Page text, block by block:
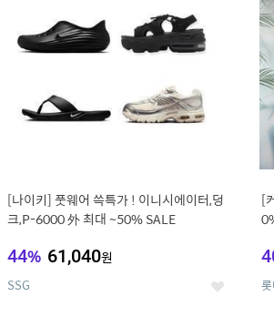
[나이키] 풋웨어 쓱특가 ! 이니시에이터,덩
크,P-6000 外 최대 ~50% SALE
44% 61,040원
SSG 좋
[